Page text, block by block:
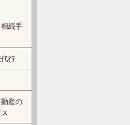
続手
行
産の